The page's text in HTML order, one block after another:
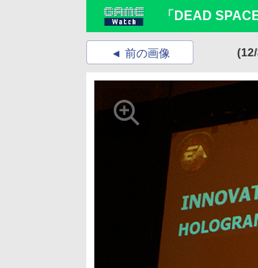
「DEAD
前の画像